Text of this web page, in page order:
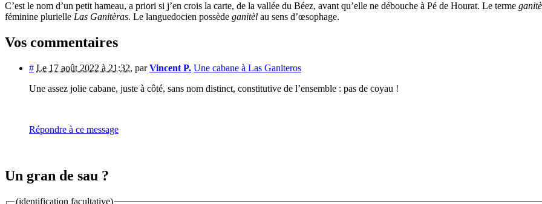
C’est le nom d’un petit hameau, a priori si j’en crois la carte, de la vallée du Béez, avant qu’elle ne débouche à Pé de Hourat. Le terme
féminine plurielle Las Ganitèras. Le languedocien possède ganitèl au sens d’œsophage.
Vos commentaires
# Le 17 août 2022 à 21:32, parVincent P. Une cabane à Las Ganiteros
Une assez jolie cabane, juste à côté, sans nom distinct, constitutive de l’ensemble : pas de coyau !
Répondre à ce message
Un gran de sau ?
(identification facultative)